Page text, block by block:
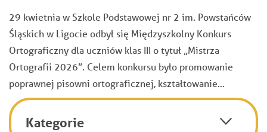
29 kwietnia w Szkole Podstawowej nr 2 im. Powstańców
Śląskich w Ligocie odbył się Międzyszkolny Konkurs
Ortograficzny dla uczniów klas III o tytuł „Mistrza
Ortografii 2026”. Celem konkursu było promowanie
poprawnej pisowni ortograficznej, kształtowanie…
Kategorie